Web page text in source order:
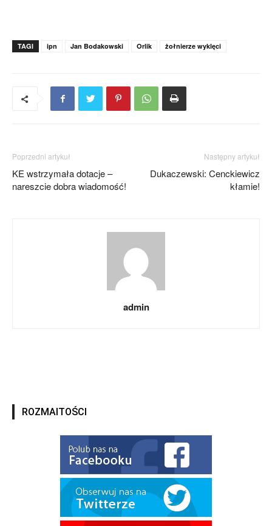
TAGI ipn Jan Bodakowski Orlik żołnierze wyklęci
Poprzedni artykuł
KE wstrzymała dotacje –
nareszcie dobra wiadomość!
Następny artykuł
Dukaczewski: Cenckiewicz
kłamie!
admin
ROZMAITOŚCI